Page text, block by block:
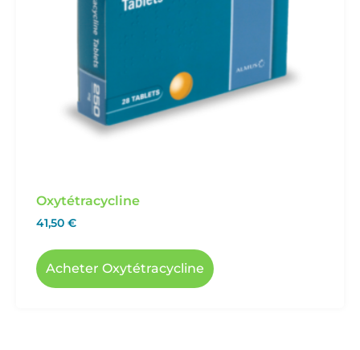
Oxytétracycline
41,50 €
Acheter Oxytétracycline